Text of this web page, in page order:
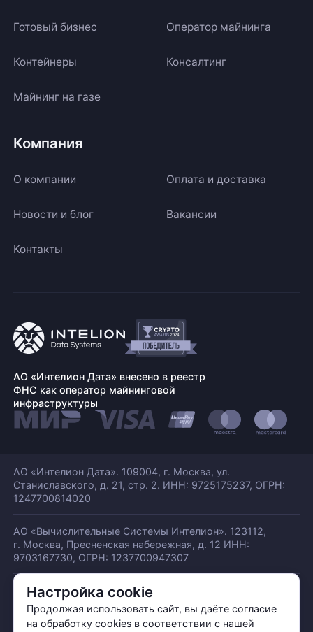
Настройка cookie
Продолжая использовать сайт, вы даёте согласие
на обработку cookies в соответствии с нашей
Готовый бизнес
Контейнеры
Майнинг на газе
Оператор майнинга
Консалтинг
Компания
О компании Оплата и доставка
Новости и блог Вакансии
Контакты
АО «Интелион Дата» внесено в реестр
ФНС как оператор майнинговой
инфраструктуры
АО «Интелион Дата». 109004, г. Москва, ул.
Станиславского, д. 21, стр. 2. ИНН: 9725175237, ОГРН:
1247700814020
АО «Вычислительные Системы Интелион». 123112,
г. Москва, Пресненская набережная, д. 12 ИНН:
9703167730, ОГРН: 1237700947307
© АО «ИНТЕЛИОН ДАТА» 2026
Политика обработки ПДн
Политика конфиденциальности